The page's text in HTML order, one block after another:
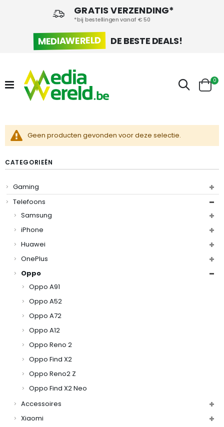
GRATIS VERZENDING*
*bij bestellingen vanaf € 50
MEDIAWERELD DE BESTE DEALS!
ZoekCart
0
Geen producten gevonden voor deze selectie.
CATEGORIEËN
Gaming
Telefoons
Samsung
iPhone
Huawei
OnePlus
Oppo
Oppo A91
Oppo A52
Oppo A72
Oppo A12
Oppo Reno 2
Oppo Find X2
Oppo Reno2 Z
Oppo Find X2 Neo
Accessoires
Xiaomi